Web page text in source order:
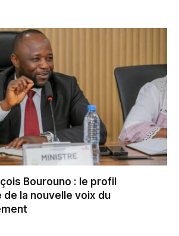
Bourouno : le profil
de la nouvelle voix du